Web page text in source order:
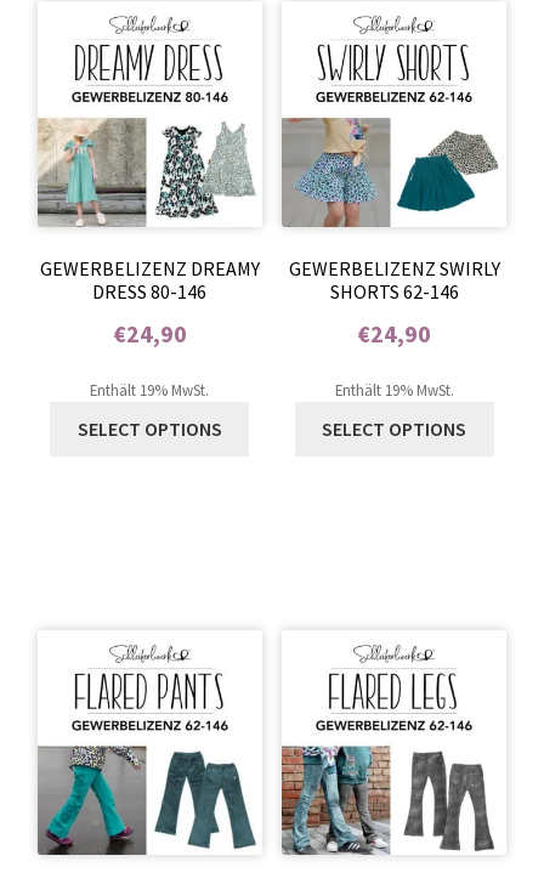
GEWERBELIZENZ DREAMY
DRESS 80-146
€24,90
Enthält 19% MwSt.
SELECT OPTIONS
GEWERBELIZENZ SWIRLY
SHORTS 62-146
€24,90
Enthält 19% MwSt.
SELECT OPTIONS